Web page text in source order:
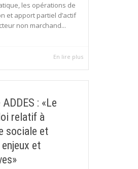
les opérations de
et apport partiel d’actif
non marchand...
En lire plus
: «Le
relatif à
sociale et
et